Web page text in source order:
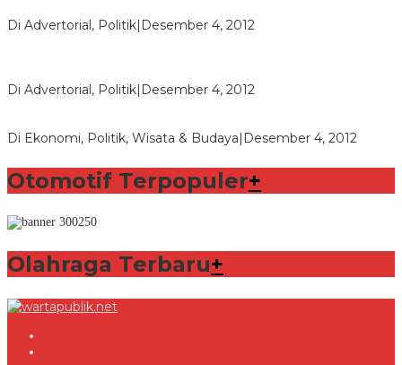
Di Advertorial, Politik| Desember 4, 2012
Di Advertorial, Politik| Desember 4, 2012
Di Ekonomi, Politik, Wisata & Budaya| Desember 4, 2012
Otomotif Terpopuler+
Olahraga Terbaru+